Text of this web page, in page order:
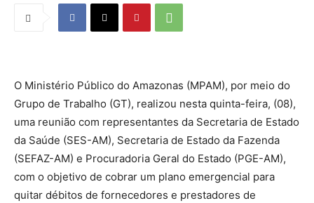
O Ministério Público do Amazonas (MPAM), por meio do
Grupo de Trabalho (GT), realizou nesta quinta-feira, (08),
uma reunião com representantes da Secretaria de Estado
da Saúde (SES-AM), Secretaria de Estado da Fazenda
(SEFAZ-AM) e Procuradoria Geral do Estado (PGE-AM),
com o objetivo de cobrar um plano emergencial para
quitar débitos de fornecedores e prestadores de